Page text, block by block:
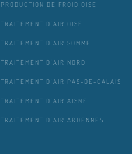
PRODUCTION DE FROID OISE
TRAITEMENT D'AIR OISE
TRAITEMENT D'AIR SOMME
TRAITEMENT D'AIR NORD
TRAITEMENT D'AIR PAS-DE-CALAIS
TRAITEMENT D'AIR AISNE
TRAITEMENT D'AIR ARDENNES